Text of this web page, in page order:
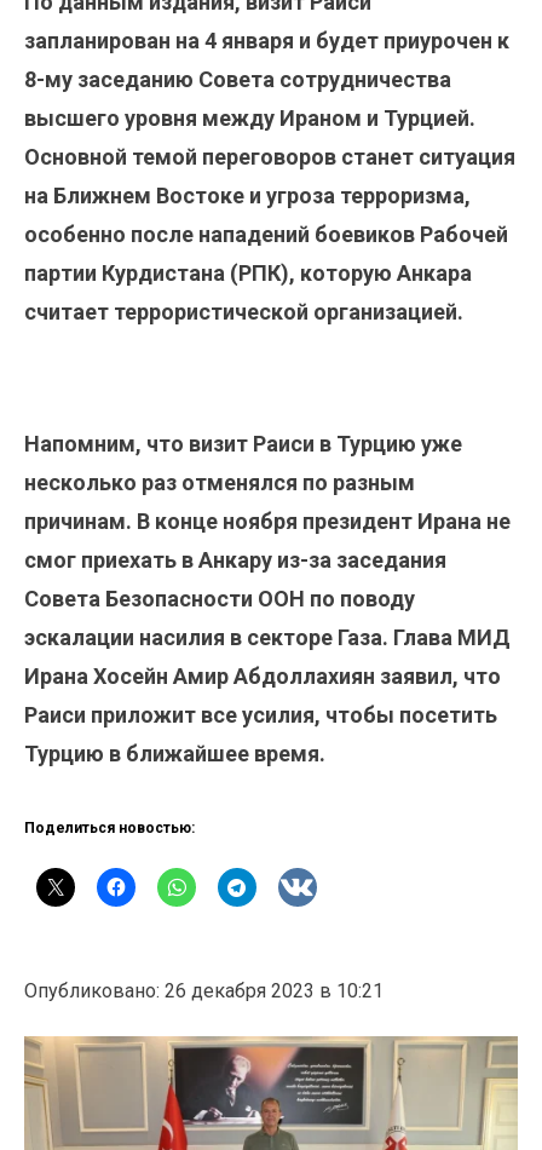
запланирован на 4 января и будет приурочен к
8-му заседанию Совета сотрудничества
высшего уровня между Ираном и Турцией.
Основной темой переговоров станет ситуация
на Ближнем Востоке и угроза терроризма,
особенно после нападений боевиков Рабочей
партии Курдистана (РПК), которую Анкара
считает террористической организацией.
Напомним, что визит Раиси в Турцию уже
несколько раз отменялся по разным
причинам. В конце ноября президент Ирана не
смог приехать в Анкару из-за заседания
Совета Безопасности ООН по поводу
эскалации насилия в секторе Газа. Глава МИД
Ирана Хосейн Амир Абдоллахиян заявил, что
Раиси приложит все усилия, чтобы посетить
Турцию в ближайшее время.
Поделиться новостью:
Опубликовано: 26 декабря 2023 в 10:21